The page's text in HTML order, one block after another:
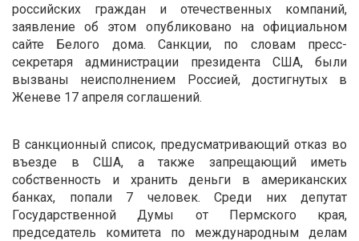
российских граждан и отечественных компаний,
заявление об этом опубликовано на официальном
сайте Белого дома. Санкции, по словам пресс-
секретаря администрации президента США, были
вызваны неисполнением Россией, достигнутых в
Женеве 17 апреля соглашений.
В санкционный список, предусматривающий отказ во
въезде в США, а также запрещающий иметь
собственность и хранить деньги в американских
банках, попали 7 человек. Среди них депутат
Государственной Думы от Пермского края,
председатель комитета по международным делам